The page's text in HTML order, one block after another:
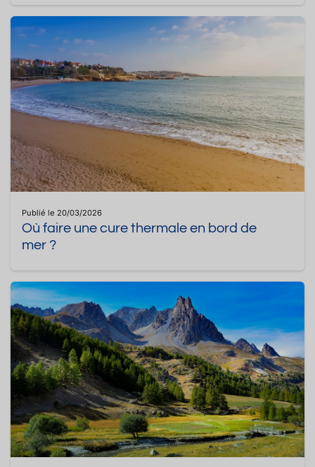
Publié le 20/03/2026
Où faire une cure thermale en bord de
mer ?